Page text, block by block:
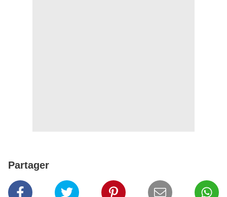
Partager